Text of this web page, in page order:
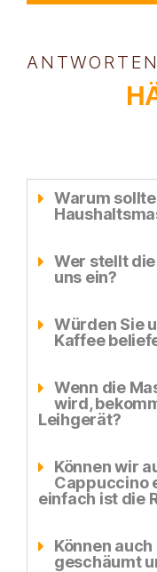
Warum
Wer stellt
uns ein?
Würden Sie
Kaffee
Wenn die
wird,
Leihgerät?
Können wir
Cappuccino
einfach ist die
Können
geschäumt